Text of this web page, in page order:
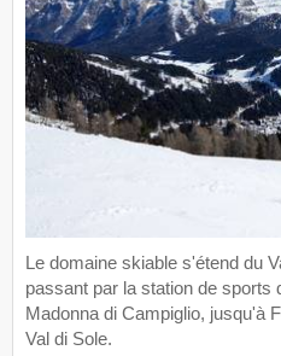
Le domaine skiable s'étend du
passant par la station de sports
Madonna di Campiglio, jusqu'à
Val di Sole.